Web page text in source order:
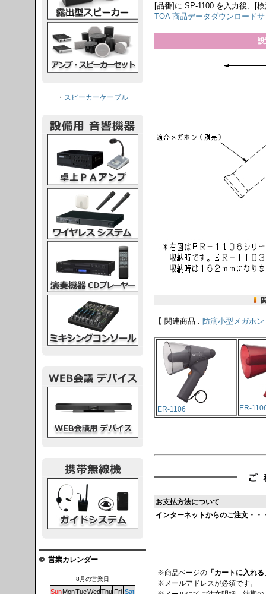
[品番]に SP-1100 を入力後、[
TOA 商品データダウンロード
【 関連商品 : 防滴小型メガホン
ER-1106 ER-
お支払方法について
インターネットからのご注文・・
※商品ページの 「カートに入れる
※メールアドレスが必須です。
・ スピーカーケーブル
営業カレンダー
8月の営業日
SunMonTueWedThu Fri Sat